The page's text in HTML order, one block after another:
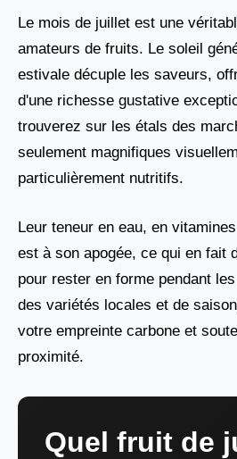
Le mois de juillet est une
amateurs de fruits. Le soleil
estivale décuple les saveurs,
d'une richesse gustative
trouverez sur les étals des
seulement magnifiques
particulièrement nutritifs.
Leur teneur en eau, en
est à son apogée, ce qui en fait
pour rester en forme pendant
des variétés locales et de
votre empreinte carbone et
proximité.
Quel fruit de